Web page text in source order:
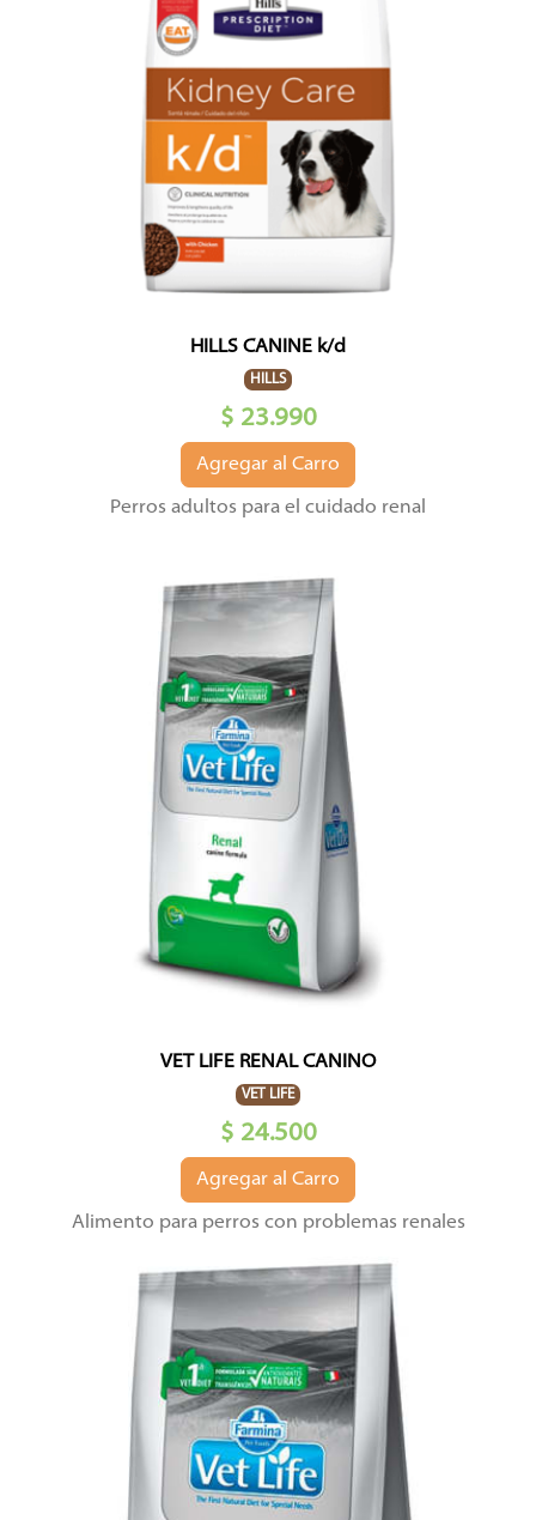
HILLS CANINE k/d
HILLS
$ 23.990
Agregar al Carro
Perros adultos para el cuidado renal
VET LIFE RENAL CANINO
VET LIFE
$ 24.500
Agregar al Carro
Alimento para perros con problemas renales